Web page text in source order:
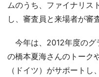
ムのうち、ファイナリス
し、審査員と来場者が審
今年は、2012年度のグ
の橋本夏海さんのトーク
（ドイツ）がサポート